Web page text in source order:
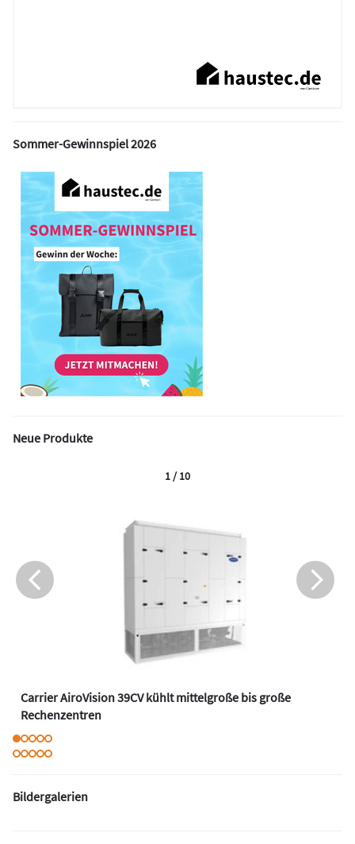
Sommer-Gewinnspiel 2026
Neue Produkte
Carrier AiroVision 39CV kühlt mittelgroße bis große
Rechenzentren
1 / 10
Bildergalerien